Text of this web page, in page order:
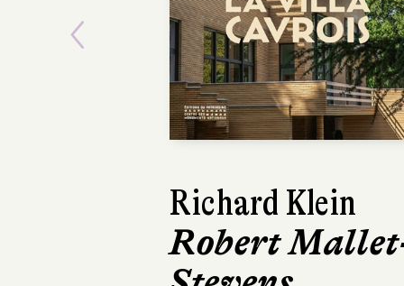
Richard Klein
Robert
Previous